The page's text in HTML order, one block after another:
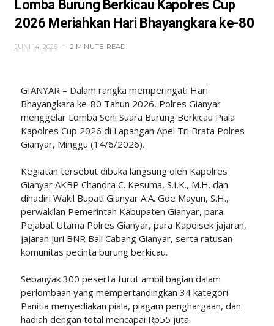
Lomba Burung Berkicau Kapolres Cup
2026 Meriahkan Hari Bhayangkara ke-80
JUNI 14, 2026 2 MINUTE READ
GIANYAR – Dalam rangka memperingati Hari
Bhayangkara ke-80 Tahun 2026, Polres Gianyar
menggelar Lomba Seni Suara Burung Berkicau Piala
Kapolres Cup 2026 di Lapangan Apel Tri Brata Polres
Gianyar, Minggu (14/6/2026).
Kegiatan tersebut dibuka langsung oleh Kapolres
Gianyar AKBP Chandra C. Kesuma, S.I.K., M.H. dan
dihadiri Wakil Bupati Gianyar A.A. Gde Mayun, S.H.,
perwakilan Pemerintah Kabupaten Gianyar, para
Pejabat Utama Polres Gianyar, para Kapolsek jajaran,
jajaran juri BNR Bali Cabang Gianyar, serta ratusan
komunitas pecinta burung berkicau.
Sebanyak 300 peserta turut ambil bagian dalam
perlombaan yang mempertandingkan 34 kategori.
Panitia menyediakan piala, piagam penghargaan, dan
hadiah dengan total mencapai Rp55 juta.